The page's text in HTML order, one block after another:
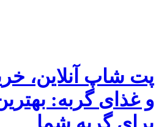
پت شاپ آنلاین،
و غذای گربه: